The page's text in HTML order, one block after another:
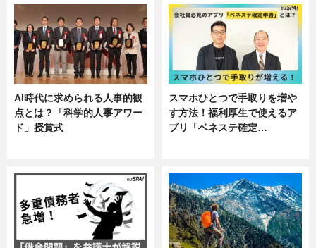
AI時代に求められる人事的観
点とは？「科学的人事アワー
ド」授賞式
スマホひとつで手取りを増や
す方法！福利厚生で使えるア
プリ「ベネステ確定…